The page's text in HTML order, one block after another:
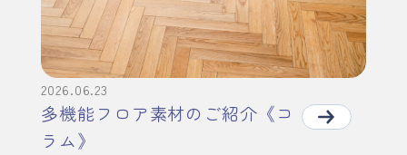
2026.06.23
多機能フロア素材のご紹介《コ
ラム》